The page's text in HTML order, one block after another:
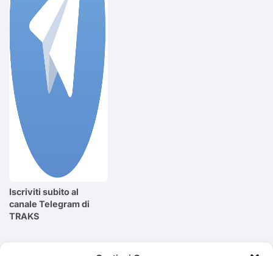
Iscriviti subito al
canale Telegram di
TRAKS